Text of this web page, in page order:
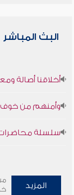
البث المباشر
أخلاقنا أصالة
وأمنهم من خوف
سلسلة محاضرات
المزيد